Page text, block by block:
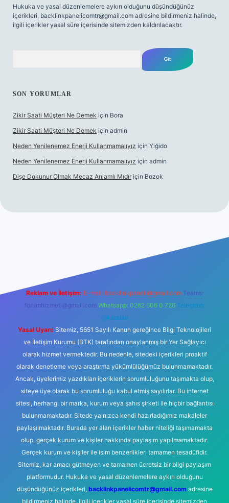
Hukuka ve yasal düzenlemelere aykırı olduğunu düşündüğünüz
içerikleri, backlinkpanelicomtr@gmail.com adresine bildirmeniz halinde,
ilgili içerikler yasal süre içerisinde sitemizden kaldırılacaktır.
SON YORUMLAR
Zikir Saati Müşteri Ne Demek için Bora
Zikir Saati Müşteri Ne Demek için admin
Neden Yenilenemez Enerji Kullanmamalıyız için Yiğido
Neden Yenilenemez Enerji Kullanmamalıyız için admin
Dişe Dokunur Olmak Mecaz Anlamlı Mıdır için Bozok
Reklam ve İletişim: E-mail: backlinkpaneli@gmail.com Teams:
forumhizmeti@gmail.com Whatsapp: 0262 606 0 726 Telegram:
@karabul
Yasal Uyarı: Sitemiz, 5651 Sayılı Kanun gereğince Bilgi Teknolojileri
ve İletişim Kurumu (BTK) tarafından onaylanmış bir Yer Sağlayıcı
olarak hizmet vermektedir. Bu nedenle, sitedeki içerikleri proaktif
olarak denetleme veya araştırma yükümlülüğümüz bulunmamaktadır.
Ancak, üyelerimiz yazdıkları içeriklerin sorumluluğunu taşımakta olup,
siteye üye olarak bu sorumluluğu kabul etmiş sayılırlar. Bu internet
sitesi, herhangi bir marka, kurum veya şahıs şirketi ile hiçbir bağlantısı
bulunmamaktadır. Sitede yalnızca kendi hazırladığımız makaleler
paylaşılmaktadır. Burada yer alan içerikler haber niteliği taşımamakta
olup, gerçek kurum ve kişiler hakkında paylaşım yapılmamaktadır.
Gerçek kurum ve kişiler ile isim benzerlikleri tamamen tesadüfidir.
Sitemiz, kar amacı gütmeyen ve tamamen ücretsiz bir bilgi paylaşım
platformudur. Hukuka ve yasal düzenlemelere aykırı olduğunu
düşündüğünüz içerikleri, backlinkpanelicomtr@gmail.comadresine
bildirmeniz halinde, ilgili içerikler yasal süre içerisinde sitemizden